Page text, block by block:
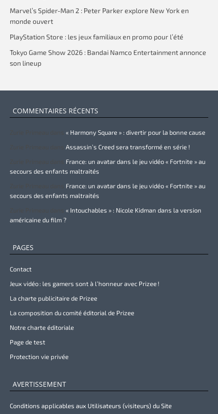
Marvel’s Spider-Man 2 : Peter Parker explore New York en
monde ouvert
PlayStation Store : les jeux familiaux en promo pour l’été
Tokyo Game Show 2026 : Bandai Namco Entertainment annonce
son lineup
COMMENTAIRES RÉCENTS
« Harmony Square » : divertir pour la bonne cause
Assassin’s Creed sera transformé en série !
France: un avatar dans le jeu vidéo « Fortnite » au
secours des enfants maltraités
France: un avatar dans le jeu vidéo « Fortnite » au
secours des enfants maltraités
« Intouchables » : Nicole Kidman dans la version
américaine du film ?
PAGES
Contact
Jeux vidéo : les gamers sont à l’honneur avec Prizee !
La charte publicitaire de Prizee
La composition du comité éditorial de Prizee
Notre charte éditoriale
Page de test
Protection vie privée
AVERTISSEMENT
Conditions applicables aux Utilisateurs (visiteurs) du Site